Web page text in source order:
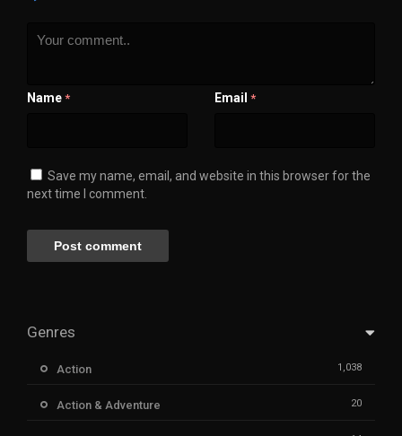
Name * Email *
Save my name, email, and website in this browser for the
next time I comment.
Genres
Action 1,038
Action & Adventure 20